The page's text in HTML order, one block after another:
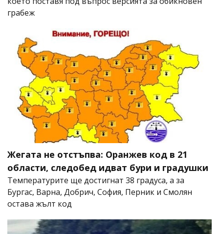
грабеж
Жегата не отстъпва: Оранжев код в 21
области, следобед идват бури и градушки
Температурите ще достигнат 38 градуса, а за
Бургас, Варна, Добрич, София, Перник и Смолян
остава жълт код